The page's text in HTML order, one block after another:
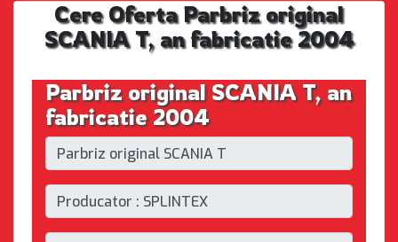
Cere Oferta Parbriz original
SCANIA T, an fabricatie 2004
Parbriz original SCANIA T, an
fabricatie 2004